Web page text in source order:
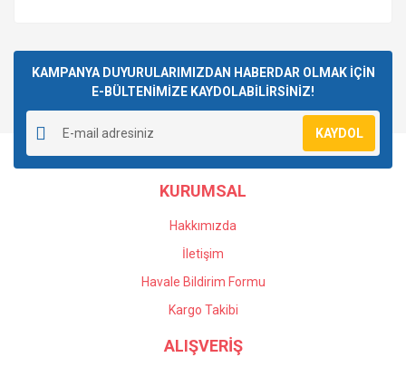
KAMPANYA DUYURULARIMIZDAN HABERDAR OLMAK İÇİN
E-BÜLTENİMİZE KAYDOLABİLİRSİNİZ!
KAYDOL
KURUMSAL
Hakkımızda
İletişim
Havale Bildirim Formu
Kargo Takibi
ALIŞVERİŞ